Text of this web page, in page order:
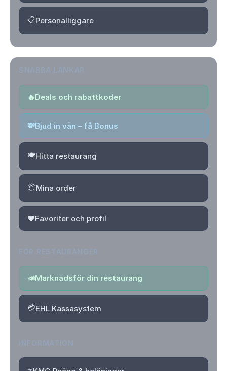
📋Personalliggare
🔥Deals och rabattkoder
💸Bjud in vän – få Bonus
🍽️Hitta restaurang
📦Mina order
❤️Favoriter och profil
📣Marknadsför din restaurang
💳EHL Kassasystem